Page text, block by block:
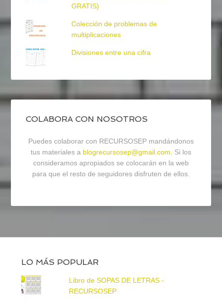
GRATIS)
Colección de problemas de
multiplicaciones
Divisiones entre una cifra
COLABORA CON NOSOTROS
Puedes colaborar con RECURSOSEP mandándonos
tus materiales a blogrecursosep@gmail.com. Si los
consideramos apropiados se colocarán en la web
para que el resto de seguidores disfruten de ellos.
LO MÁS POPULAR
Libro de SOPAS DE LETRAS -
RECURSOSEP